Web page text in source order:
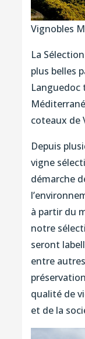
Vignobles
La
plus belles
Languedoc
coteaux de
Depuis
vigne
démarche
à partir du
notre
seront
entre
qualité de
et de la